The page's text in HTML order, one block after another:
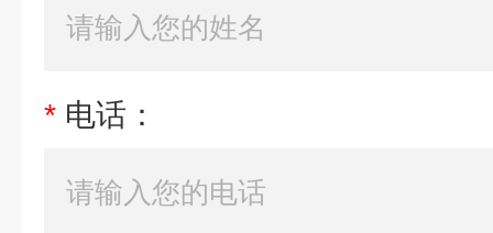
* 电话：